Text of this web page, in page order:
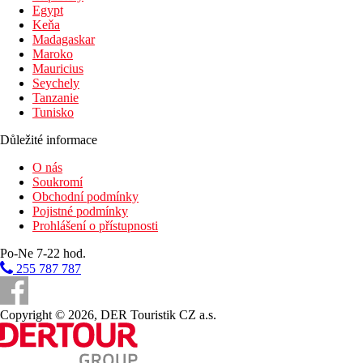
Egypt
Keňa
Madagaskar
Maroko
Mauricius
Seychely
Tanzanie
Tunisko
Důležité informace
O nás
Soukromí
Obchodní podmínky
Pojistné podmínky
Prohlášení o přístupnosti
Po-Ne 7-22 hod.
255 787 787
Copyright © 2026, DER Touristik CZ a.s.